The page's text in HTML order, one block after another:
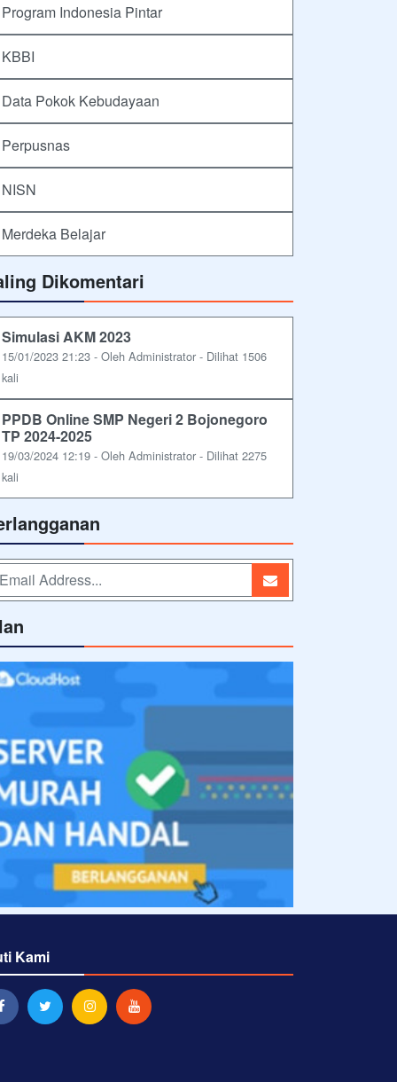
Program Indonesia Pintar
KBBI
Data Pokok Kebudayaan
Perpusnas
NISN
Merdeka Belajar
Dikomentari
Simulasi AKM 2023
15/01/2023 21:23 - Oleh Administrator - Dilihat 1506
kali
PPDB Online SMP Negeri 2 Bojonegoro
TP 2024-2025
19/03/2024 12:19 - Oleh Administrator - Dilihat 2275
kali
Kami